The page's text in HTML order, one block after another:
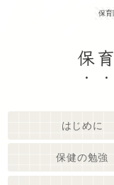
保育
保
はじめに
保健の勉強